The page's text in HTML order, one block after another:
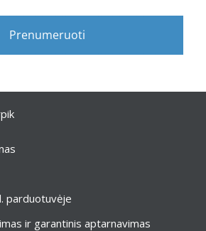
Prenumeruoti
parduotuvėje
ir garantinis aptarnavimas